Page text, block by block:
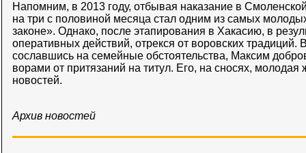
Напомним, в 2013 году, отбывая наказание в
на три с половиной месяца стал одним из самых
законе». Однако, после этапирования в Хакасию, в
оперативных действий, отрекся от воровских традиций.
сославшись на семейные обстоятельства, Максим
ворами от притязаний на титул. Его, на сносях,
новостей.
Архив новостей